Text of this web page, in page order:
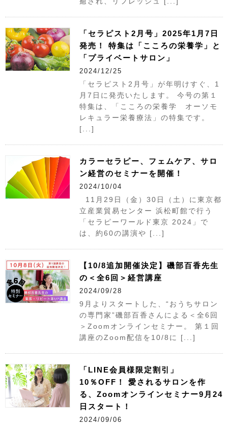
「セラピスト2月号」2025年1月7日
発売！ 特集は「こころの栄養学」と
「プライベートサロン」
2024/12/25
「セラピスト2月号」が年明けすぐ、1
月7日に発売いたします。 今号の第１
特集は、「こころの栄養学 オーソモ
レキュラー栄養療法」の特集です。
[...]
カラーセラピー、フェムケア、サロ
ン経営のセミナーを開催！
2024/10/04
11月29日（金）30日（土）に東京都
立産業貿易センター 浜松町館で行う
「セラピーワールド東京 2024」で
は、約60の講演や [...]
【10/8追加開催決定】磯部百香先生
の＜全6回＞経営講座
2024/09/28
9月よりスタートした、“おうちサロン
の専門家”磯部百香さんによる＜全6回
＞Zoomオンラインセミナー。 第１回
講座のZoom配信を10/8に [...]
「LINE会員様限定割引」
10％OFF！ 愛されるサロンを作
る、Zoomオンラインセミナー9月24
日スタート！
2024/09/06